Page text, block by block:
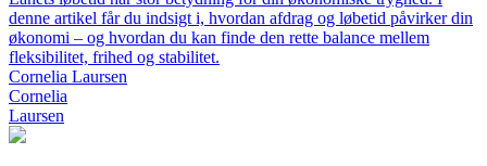
denne artikel får du indsigt i, hvordan afdrag og løbetid påvirker din
økonomi – og hvordan du kan finde den rette balance mellem
fleksibilitet, frihed og stabilitet.
Cornelia Laursen
Cornelia
Laursen